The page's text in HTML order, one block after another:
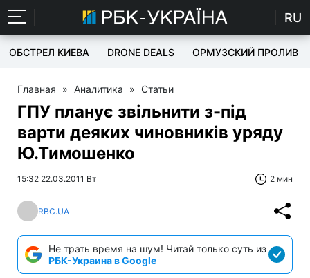
RU
ОБСТРЕЛ КИЕВА DRONE DEALS ОРМУЗСКИЙ ПРОЛИВ
Главная » Аналитика » Статьи
ГПУ планує звільнити з-під
варти деяких чиновників уряду
Ю.Тимошенко
15:32 22.03.2011 Вт 2 мин
RBC.UA
Не трать время на шум! Читай только суть из
РБК-Украина в Google